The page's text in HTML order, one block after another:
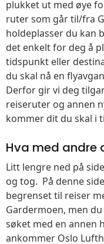
plukket ut med øye
ruter som går til/fra
holdeplasser du kan
det enkelt for deg å
tidspunkt eller
du skal nå en
Derfor gir vi deg
reiseruter og annen
kommer dit du skal i
Hva med andre
Litt lengre ned på
og tog. På denne
begrenset til reiser
Gardermoen, men
søket med en annen
ankommer Oslo